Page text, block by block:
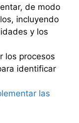
de modo
incluyendo
y los
los procesos
identificar
las